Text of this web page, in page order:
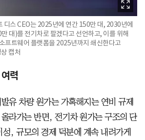
디스 CEO는 2025년에 연간 150만 대, 2030년에
대)를 전기차로 팔겠다고 선언하고, 이를 위해
프트웨어 플랫폼을 2025년까지 쇄신한다고
캡처
력
유 차량 원가는 가혹해지는 연비 규제
라가는 반면, 전기차 원가는 구조의 단
, 규모의 경제 덕분에 계속 내려가게